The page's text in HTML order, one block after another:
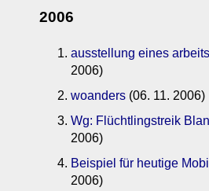
2006
ausstellung eines
2006)
woanders (06. 11. 2006)
Wg: Flüchtlingstreik
2006)
Beispiel für heutige
2006)